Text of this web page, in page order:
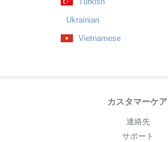
Ukrainian
Vietnamese
カスタマーケア
連絡先
サポート